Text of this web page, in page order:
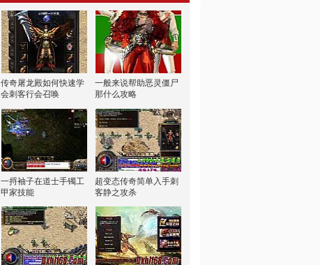
传奇屠龙殿如何快速学
会刺客行会召唤
一般来说帮助恶灵僵尸
那什么攻略
一捋袖子在道士手镯工
甲家技能
超变态传奇简单入手刺
客静之攻杀